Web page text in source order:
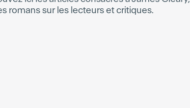
romans sur les lecteurs et critiques.